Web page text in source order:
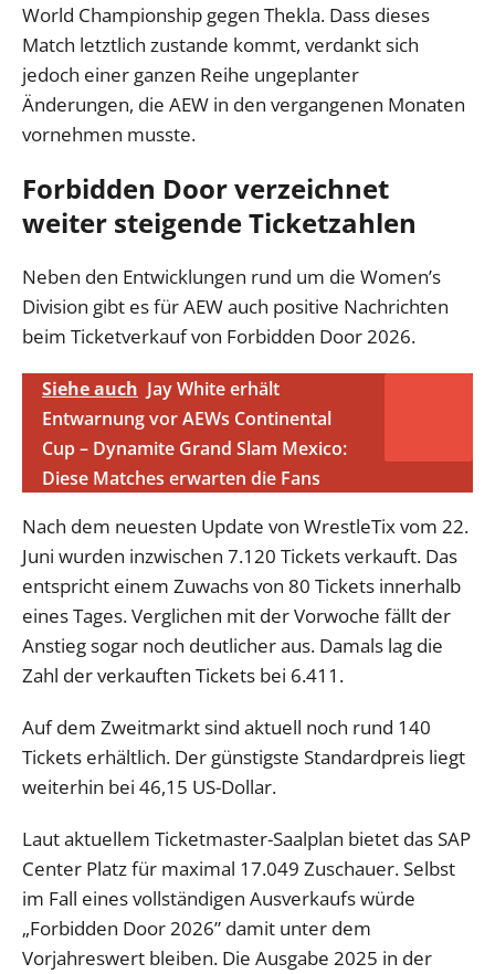
World Championship gegen Thekla. Dass dieses
Match letztlich zustande kommt, verdankt sich
jedoch einer ganzen Reihe ungeplanter
Änderungen, die AEW in den vergangenen Monaten
vornehmen musste.
Forbidden Door verzeichnet
weiter steigende Ticketzahlen
Neben den Entwicklungen rund um die Women’s
Division gibt es für AEW auch positive Nachrichten
beim Ticketverkauf von Forbidden Door 2026.
Siehe auch Jay White erhält
Entwarnung vor AEWs Continental
Cup – Dynamite Grand Slam Mexico:
Diese Matches erwarten die Fans
Nach dem neuesten Update von WrestleTix vom 22.
Juni wurden inzwischen 7.120 Tickets verkauft. Das
entspricht einem Zuwachs von 80 Tickets innerhalb
eines Tages. Verglichen mit der Vorwoche fällt der
Anstieg sogar noch deutlicher aus. Damals lag die
Zahl der verkauften Tickets bei 6.411.
Auf dem Zweitmarkt sind aktuell noch rund 140
Tickets erhältlich. Der günstigste Standardpreis liegt
weiterhin bei 46,15 US-Dollar.
Laut aktuellem Ticketmaster-Saalplan bietet das SAP
Center Platz für maximal 17.049 Zuschauer. Selbst
im Fall eines vollständigen Ausverkaufs würde
„Forbidden Door 2026” damit unter dem
Vorjahreswert bleiben. Die Ausgabe 2025 in der